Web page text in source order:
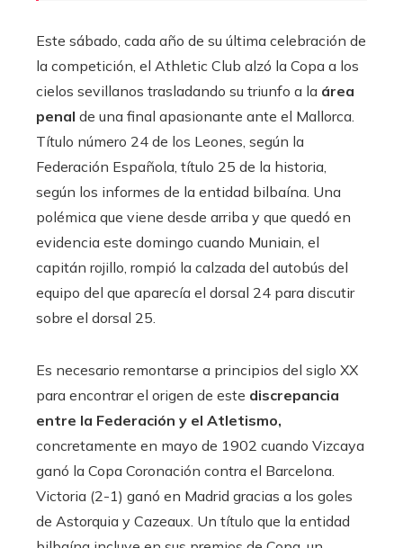
Este sábado, cada año de su última celebración de
la competición, el Athletic Club alzó la Copa a los
cielos sevillanos trasladando su triunfo a la área
penal de una final apasionante ante el Mallorca.
Título número 24 de los Leones, según la
Federación Española, título 25 de la historia,
según los informes de la entidad bilbaína. Una
polémica que viene desde arriba y que quedó en
evidencia este domingo cuando Muniain, el
capitán rojillo, rompió la calzada del autobús del
equipo del que aparecía el dorsal 24 para discutir
sobre el dorsal 25.
Es necesario remontarse a principios del siglo XX
para encontrar el origen de este discrepancia
entre la Federación y el Atletismo,
concretamente en mayo de 1902 cuando Vizcaya
ganó la Copa Coronación contra el Barcelona.
Victoria (2-1) ganó en Madrid gracias a los goles
de Astorquia y Cazeaux. Un título que la entidad